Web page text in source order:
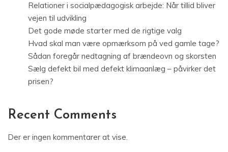
Relationer i socialpædagogisk arbejde: Når tillid bliver
vejen til udvikling
Det gode møde starter med de rigtige valg
Hvad skal man være opmærksom på ved gamle tage?
Sådan foregår nedtagning af brændeovn og skorsten
Sælg defekt bil med defekt klimaanlæg – påvirker det
prisen?
Recent Comments
Der er ingen kommentarer at vise.